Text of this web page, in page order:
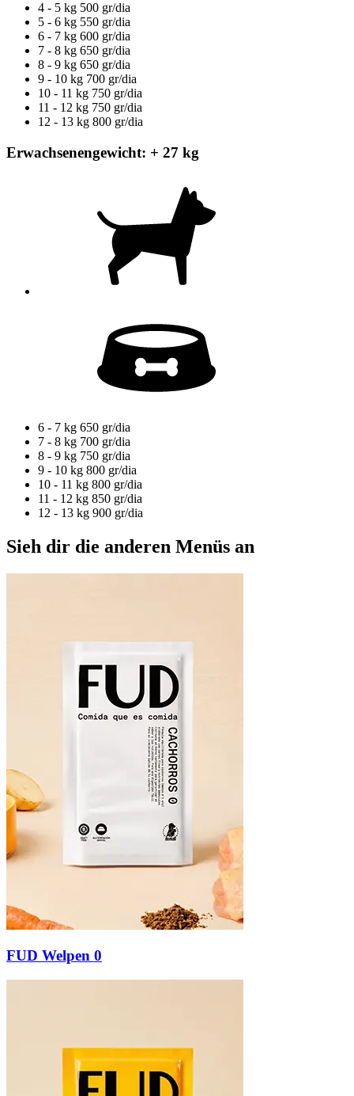
4 - 5 kg 500 gr/dia
5 - 6 kg 550 gr/dia
6 - 7 kg 600 gr/dia
7 - 8 kg 650 gr/dia
8 - 9 kg 650 gr/dia
9 - 10 kg 700 gr/dia
10 - 11 kg 750 gr/dia
11 - 12 kg 750 gr/dia
12 - 13 kg 800 gr/dia
Erwachsenengewicht: + 27 kg
6 - 7 kg 650 gr/dia
7 - 8 kg 700 gr/dia
8 - 9 kg 750 gr/dia
9 - 10 kg 800 gr/dia
10 - 11 kg 800 gr/dia
11 - 12 kg 850 gr/dia
12 - 13 kg 900 gr/dia
Sieh dir die anderen Menüs an
FUD Welpen 0